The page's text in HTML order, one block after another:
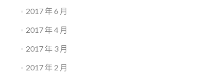
2017 年 6 月
2017 年 4 月
2017 年 3 月
2017 年 2 月